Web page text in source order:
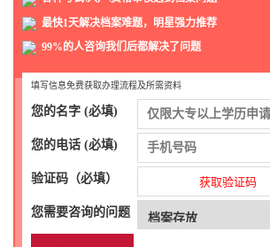
最快1天解决档案难题，明星强力推荐
99%的人咨询我们后都解决了问题
填写信息免费获取办理流程及所需资料
您的名字 (必填)
您的电话 (必填)
验证码（必填） 获取验证码
您需要咨询的问题